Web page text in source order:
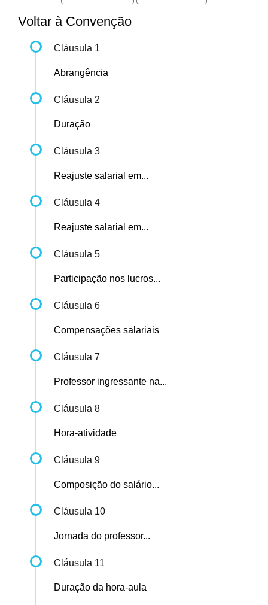
Voltar à Convenção
Cláusula 1
Abrangência
Cláusula 2
Duração
Cláusula 3
Reajuste salarial em...
Cláusula 4
Reajuste salarial em...
Cláusula 5
Participação nos lucros...
Cláusula 6
Compensações salariais
Cláusula 7
Professor ingressante na...
Cláusula 8
Hora-atividade
Cláusula 9
Composição do salário...
Cláusula 10
Jornada do professor...
Cláusula 11
Duração da hora-aula